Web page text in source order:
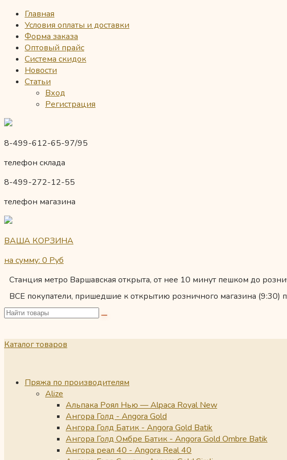
Главная
Условия оплаты и доставки
Форма заказа
Оптовый прайс
Система скидок
Новости
Статьи
Вход
Регистрация
8-499-612-65-97/95
телефон склада
8-499-272-12-55
телефон магазина
ВАША КОРЗИНА
на сумму: 0 Руб
Станция метро Варшавская открыта, от нее 10 минут пешком до
ВСЕ покупатели, пришедшие к открытию розничного магазина (9:30)
Каталог товаров
Пряжа по производителям
Alize
Альпака Роял Нью — Alpaca Royal New
Ангора Голд - Angora Gold
Ангора Голд Батик - Angora Gold Batik
Ангора Голд Омбре Батик - Angora Gold Ombre Batik
Ангора реал 40 - Angora Real 40